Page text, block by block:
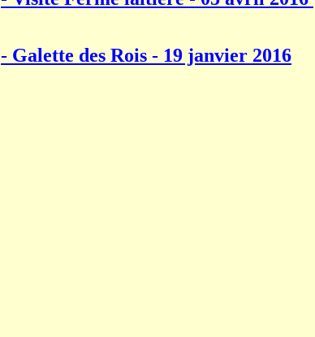
- Galette des Rois - 19 janvier 2016